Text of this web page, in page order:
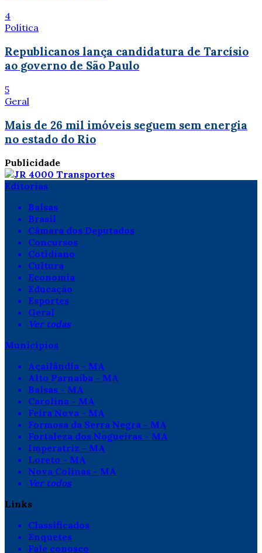
4
Política
Republicanos lança candidatura de Tarcísio
ao governo de São Paulo
5
Geral
Mais de 26 mil imóveis seguem sem energia
no estado do Rio
Publicidade
Editorias
Balsas
Brasil
Câmara dos Deputados
Concursos
Cotidiano
Cultura
Economia
Educação
Esportes
Geral
Ver todas
Municípios
Açailândia - MA
Alto Parnaíba - MA
Balsas - MA
Carolina - MA
Feira Nova - MA
Formosa da Serra Negra - MA
Fortaleza dos Nogueiras - MA
Imperatriz - MA
Loreto - MA
Nova Colinas - MA
Ver todos
Links
Classificados
Enquetes
Fale conosco